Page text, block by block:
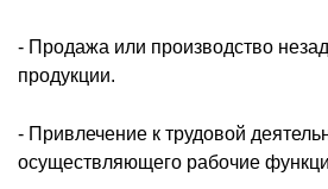
- Продажа или производство
продукции.
- Привлечение к трудовой
осуществляющего рабочие